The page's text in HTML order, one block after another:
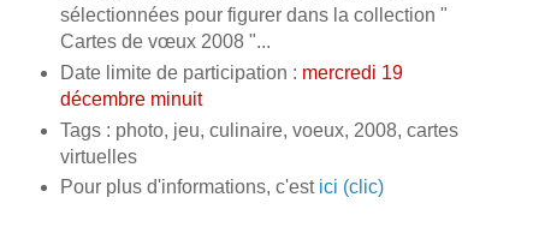
sélectionnées pour figurer dans la collection "
Cartes de vœux 2008 "...
Date limite de participation : mercredi 19
décembre minuit
Tags : photo, jeu, culinaire, voeux, 2008, cartes
virtuelles
Pour plus d'informations, c'est ici (clic)